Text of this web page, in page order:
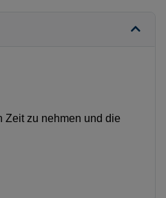
Zeit zu nehmen und die